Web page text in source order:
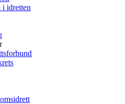
i idretten